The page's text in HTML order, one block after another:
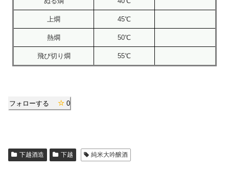
上燗 45℃
熱燗 50℃
飛び切り燗 55℃
フォローする 0
下越酒造 下越 純米大吟醸酒